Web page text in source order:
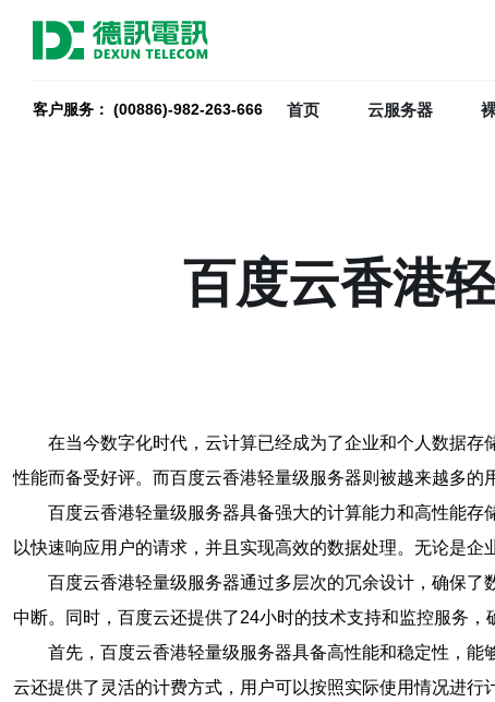
客户服务： (00886)-982-263-666 首页 云服务器
百度云香港
在当今数字化时代，云计算已经成为了企业和个人数据
性能而备受好评。而百度云香港轻量级服务器则被越来越多的
百度云香港轻量级服务器具备强大的计算能力和高性能
以快速响应用户的请求，并且实现高效的数据处理。无论是
百度云香港轻量级服务器通过多层次的冗余设计，确保
中断。同时，百度云还提供了24小时的技术支持和监控服务
首先，百度云香港轻量级服务器具备高性能和稳定性，
云还提供了灵活的计费方式，用户可以按照实际使用情况进